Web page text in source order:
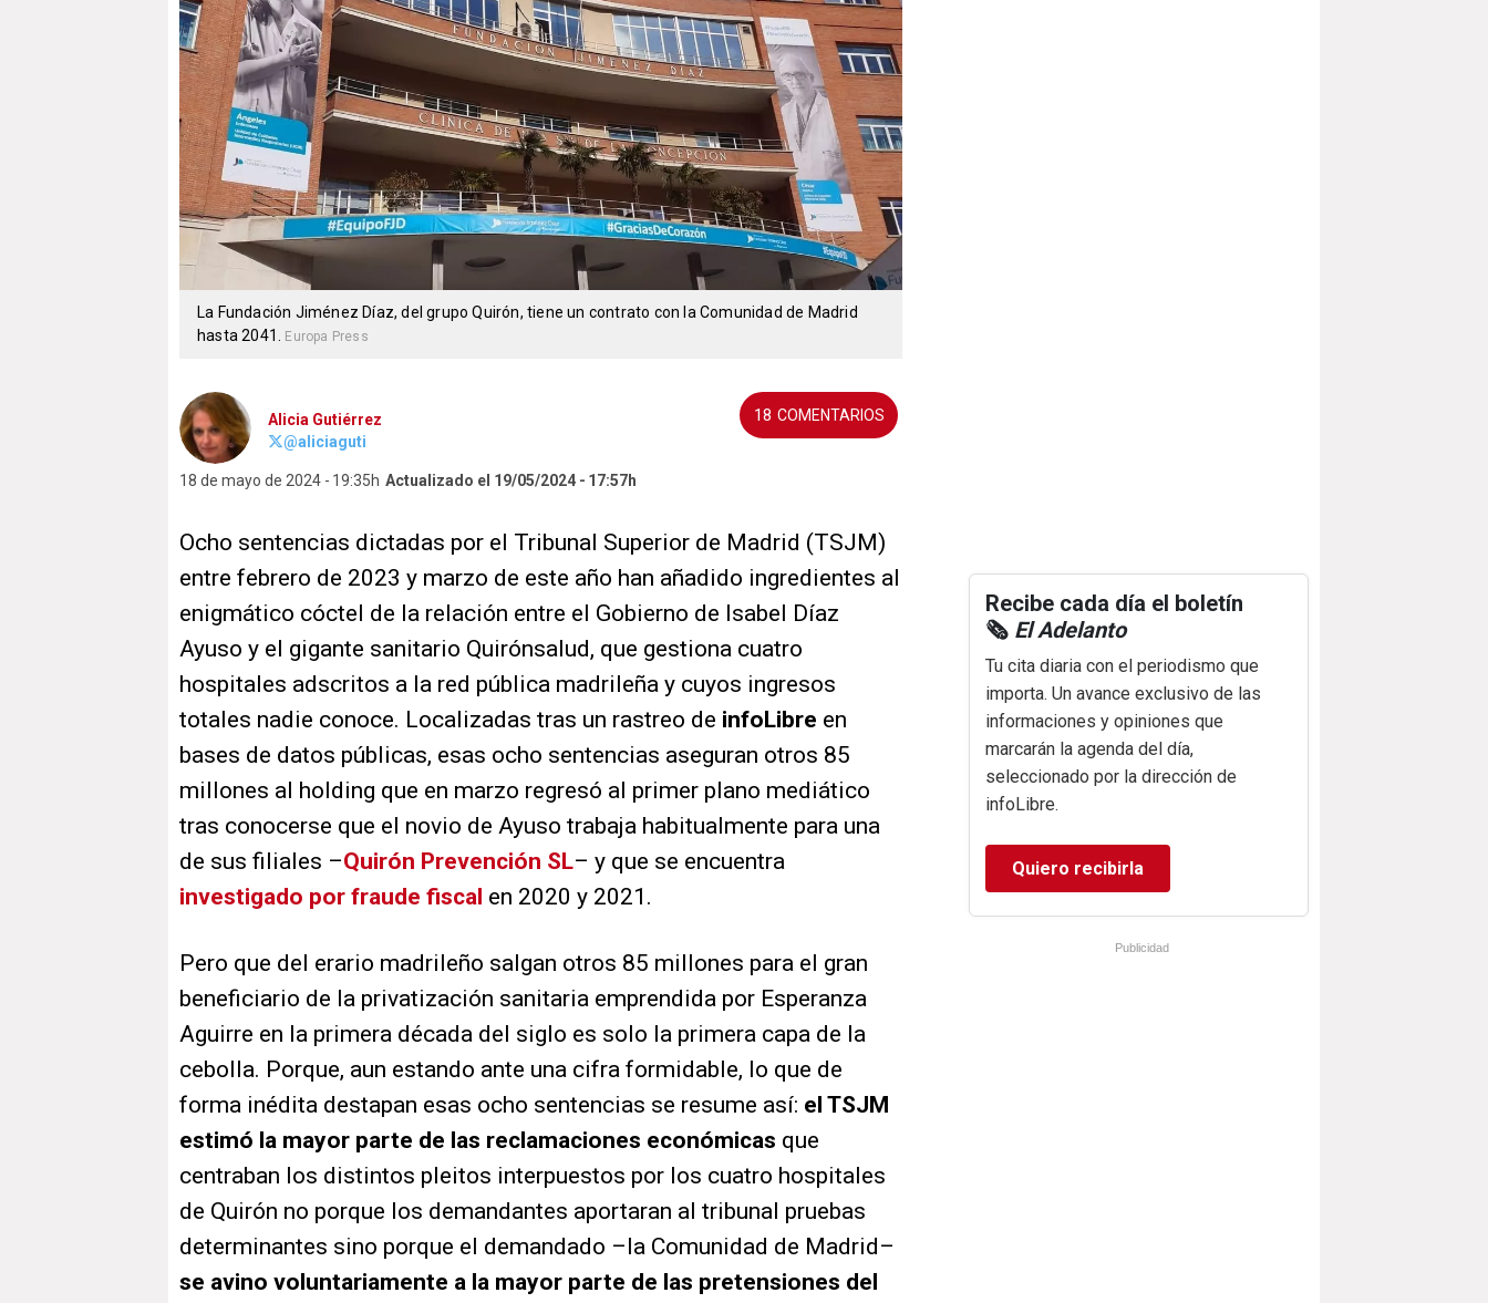
La Fundación Jiménez Díaz, del grupo Quirón, tiene un contrato con la Comunidad de Madrid
hasta 2041. Europa Press
Alicia Gutiérrez
@aliciaguti
18 de mayo de 2024 19:35h Actualizado el 19/05/2024 17:57h
18
Ocho sentencias dictadas por el Tribunal Superior de Madrid (TSJM)
entre febrero de 2023 y marzo de este año han añadido ingredientes al
enigmático cóctel de la relación entre el Gobierno de Isabel Díaz
Ayuso y el gigante sanitario Quirónsalud, que gestiona cuatro
hospitales adscritos a la red pública madrileña y cuyos ingresos
totales nadie conoce. Localizadas tras un rastreo de infoLibre en
bases de datos públicas, esas ocho sentencias aseguran otros 85
millones al holding que en marzo regresó al primer plano mediático
tras conocerse que el novio de Ayuso trabaja habitualmente para una
de sus filiales –Quirón Prevención SL– y que se encuentra
investigado por fraude fiscal en 2020 y 2021.
Pero que del erario madrileño salgan otros 85 millones para el gran
beneficiario de la privatización sanitaria emprendida por Esperanza
Aguirre en la primera década del siglo es solo la primera capa de la
cebolla. Porque, aun estando ante una cifra formidable, lo que de
forma inédita destapan esas ocho sentencias se resume así: el TSJM
estimó la mayor parte de las reclamaciones económicas que
centraban los distintos pleitos interpuestos por los cuatro hospitales
de Quirón no porque los demandantes aportaran al tribunal pruebas
determinantes sino porque el demandado –la Comunidad de Madrid–
se avino voluntariamente a la mayor parte de las pretensiones del
Recibe cada día el boletín
🗞️ El Adelanto
Tu cita diaria con el periodismo que
importa. Un avance exclusivo de las
informaciones y opiniones que
marcarán la agenda del día,
seleccionado por la dirección de
infoLibre.
Quiero recibirla
Publicidad